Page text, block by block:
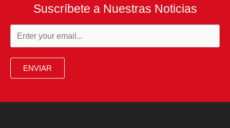
Suscríbete a Nuestras Noticias
ENVIAR